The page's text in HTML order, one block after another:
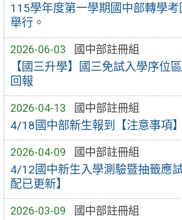
115學年度第一學期國中部轉學
舉行。
2026-06-03 國中部註冊組
【國三升學】國三免試入學序位
回報
2026-04-13 國中部註冊組
4/18國中部新生報到【注意事項】
2026-04-09 國中部註冊組
4/12國中新生入學測驗暨抽籤應
配已更新】
2026-03-09 國中部註冊組